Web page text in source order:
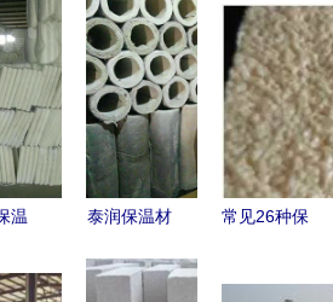
温
铝
泰润保温材
提供φ20-
常见26种保
及导热系数